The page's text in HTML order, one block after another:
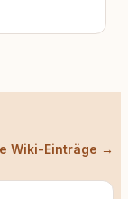
Wiki-Einträge →